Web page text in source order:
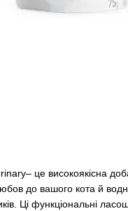
це високоякісна
до вашого кота й
Ці функціональні